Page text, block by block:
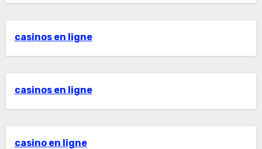
casinos en ligne
casinos en ligne
casino en ligne